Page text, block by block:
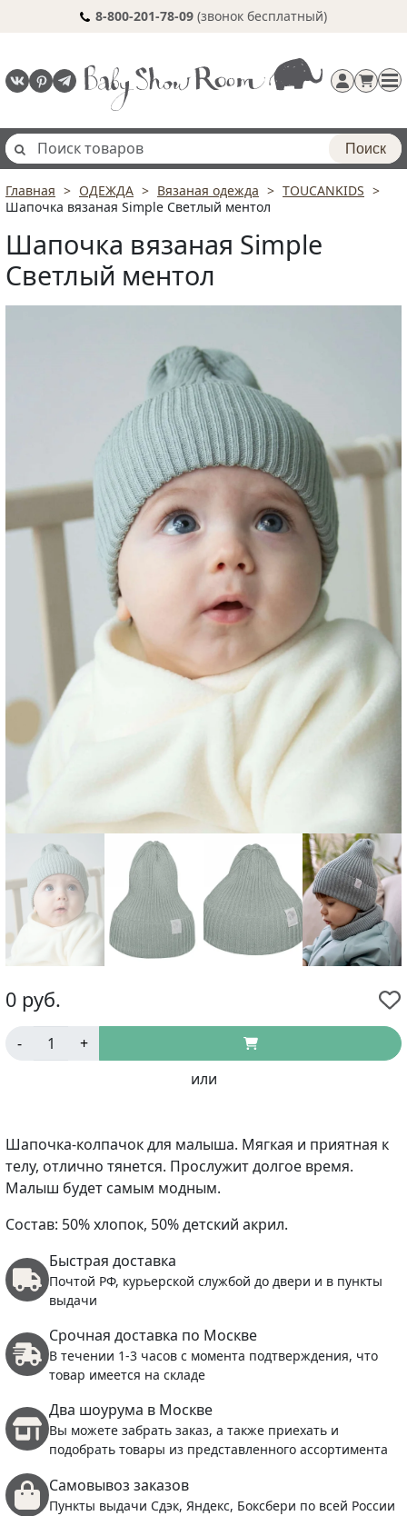
8-800-201-78-09 (звонок бесплатный)
Регистрация
Поиск
Главная ОДЕЖДА Вязаная одежда
TOUCANKIDS
Шапочка вязаная Simple Светлый ментол
Шапочка вязаная Simple
Светлый ментол
0 руб.
-
+
или
Шапочка-колпачок для малыша. Мягкая и приятная к
телу, отлично тянется. Прослужит долгое время.
Малыш будет самым модным.
Состав: 50% хлопок, 50% детский акрил.
Быстрая доставка
Почтой РФ, курьерской службой до двери и в пункты
выдачи
Срочная доставка по Москве
В течении 1-3 часов с момента подтверждения, что
товар имеется на складе
Два шоурума в Москве
Вы можете забрать заказ, а также приехать и
подобрать товары из представленного ассортимента
Самовывоз заказов
Пункты выдачи Сдэк, Яндекс, Боксбери по всей России